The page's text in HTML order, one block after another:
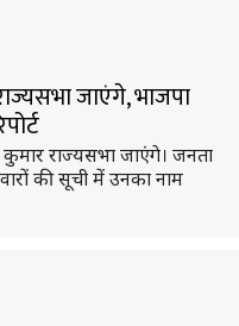
जाएंगे, भाजपा
कुमार राज्यसभा जाएंगे। जनता
की सूची में उनका नाम